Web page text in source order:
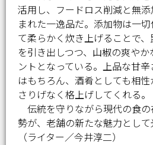
活用し、フードロス削減と無
まれた一逸品だ。添加物は一
て柔らかく炊き上げることで
を引き出しつつ、山椒の爽や
ントとなっている。上品な甘
はもちろん、酒肴としても相
さりげなく格上げしてくれる。
伝統を守りながら現代の食
勢が、老舗の新たな魅力として
（ライター／今井淳二）